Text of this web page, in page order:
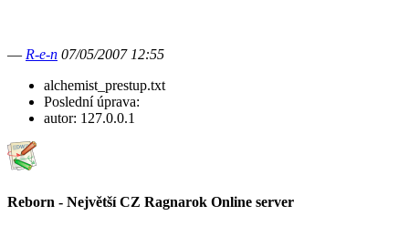
— R-e-n 07/05/2007 12:55
alchemist_prestup.txt
Poslední úprava:
autor: 127.0.0.1
Reborn - Největší CZ Ragnarok Online server